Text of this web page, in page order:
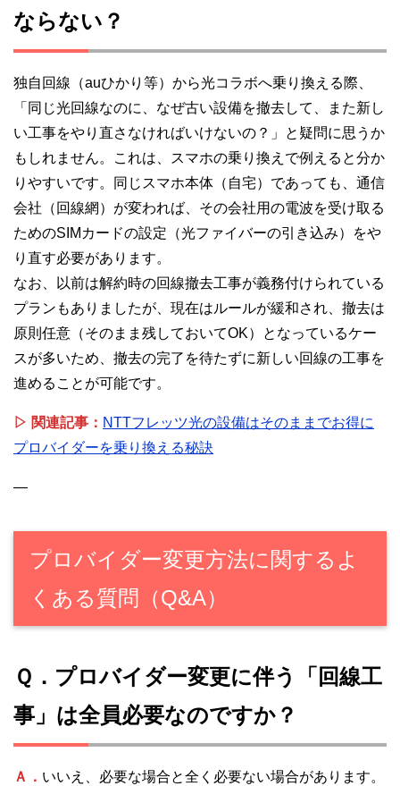
ならない？
独自回線（auひかり等）から光コラボへ乗り換える際、
「同じ光回線なのに、なぜ古い設備を撤去して、また新し
い工事をやり直さなければいけないの？」と疑問に思うか
もしれません。これは、スマホの乗り換えで例えると分か
りやすいです。同じスマホ本体（自宅）であっても、通信
会社（回線網）が変われば、その会社用の電波を受け取る
ためのSIMカードの設定（光ファイバーの引き込み）をや
り直す必要があります。
なお、以前は解約時の回線撤去工事が義務付けられている
プランもありましたが、現在はルールが緩和され、撤去は
原則任意（そのまま残しておいてOK）となっているケー
スが多いため、撤去の完了を待たずに新しい回線の工事を
進めることが可能です。
▷ 関連記事： NTTフレッツ光の設備はそのままでお得に
プロバイダーを乗り換える秘訣
—
プロバイダー変更方法に関するよ
くある質問（Q&A）
Ｑ．プロバイダー変更に伴う「回線工
事」は全員必要なのですか？
Ａ． いいえ、必要な場合と全く必要ない場合があります。